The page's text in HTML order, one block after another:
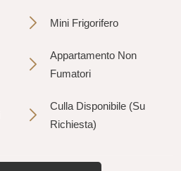
Mini Frigorifero
Appartamento Non
Fumatori
Culla Disponibile (Su
Richiesta)